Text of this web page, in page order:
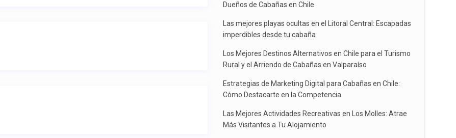
Dueños de Cabañas en Chile
Las mejores playas ocultas en el Litoral Central: Escapadas
imperdibles desde tu cabaña
Los Mejores Destinos Alternativos en Chile para el Turismo
Rural y el Arriendo de Cabañas en Valparaíso
Estrategias de Marketing Digital para Cabañas en Chile:
Cómo Destacarte en la Competencia
Las Mejores Actividades Recreativas en Los Molles: Atrae
Más Visitantes a Tu Alojamiento